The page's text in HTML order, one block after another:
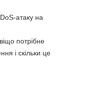
атаку на
потрібне
і скільки це